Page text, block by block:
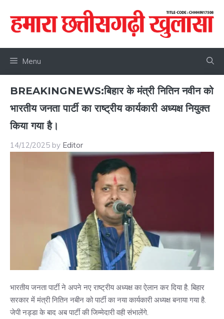
content
Menu
BREAKINGNEWS:बिहार के मंत्री नितिन नवीन को
भारतीय जनता पार्टी का राष्ट्रीय कार्यकारी अध्यक्ष नियुक्त
किया गया है।
14/12/2025 by Editor
भारतीय जनता पार्टी ने अपने नए राष्ट्रीय अध्यक्ष का ऐलान कर दिया है. बिहार
सरकार में मंत्री नितिन नबीन को पार्टी का नया कार्यकारी अध्यक्ष बनाया गया है.
जेपी नड्डा के बाद अब पार्टी की जिम्मेदारी वही संभालेंगे.